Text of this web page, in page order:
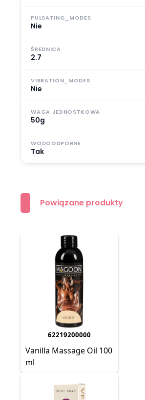
PULSATING_MODES
Nie
ŚREDNICA
2.7
VIBRATION_MODES
Nie
WAGA JEDNOSTKOWA
50g
WODOODPORNE
Tak
Powiązane produkty
62219200000
Vanilla Massage Oil 100
ml